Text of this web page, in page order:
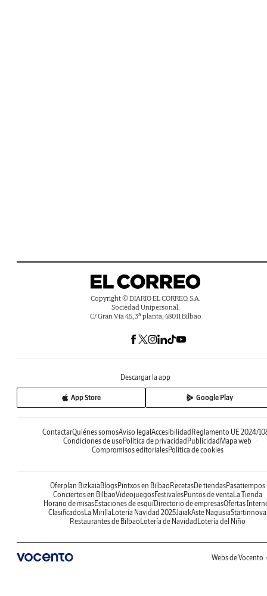
Copyright © DIARIO EL CORREO, S.A.
Sociedad Unipersonal.
C/ Gran Vía 45, 3ª planta, 48011 Bilbao
Descargar la app
App Store Google Play
ContactarQuiénes somosAviso legal Accesibilidad Reglamento UE 2024/
Condiciones de uso Política de privacidad Publicidad Mapa web
Compromisos editorialesPolítica de cookies
Oferplan Bizkaia BlogsPintxos en Bilbao RecetasDe tiendasPasatiempos
Conciertos en BilbaoVideojuegosFestivalesPuntos de venta La Tienda
Horario de misasEstaciones de esquíDirectorio de empresasOfertas
Clasificados La Mirilla Lotería Navidad 2025JaiakAste NagusiaStartinnova
Restaurantes de Bilbao Lotería de Navidad Lotería del Niño
Webs de Vocento